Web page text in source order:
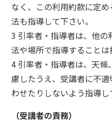
なく、この利用約款に定
法も指導して下さい。
3 引率者・指導者は、他
法や場所で指導することは
4 引率者・指導者は、天候
慮したうえ、受講者に不
わせたりしないよう指導し
（受講者の責務）